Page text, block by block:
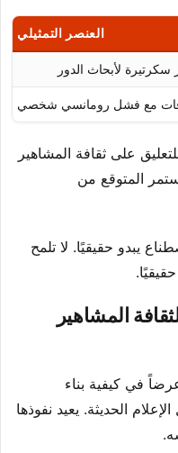
العنصر التمثيلي
لأبحاث الدور
مع فشل رومانسي شخصي
على ثقافة المشاهير
المتوقع من
يبدو حقيقيًا. لا تلمح
المشاهير
في كيفية بناء
الحديثة. يعيد نفوذها